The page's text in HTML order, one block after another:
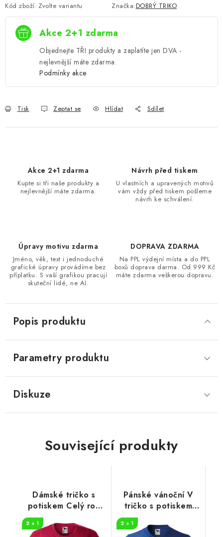
Kód zboží: Zvolte variantu Značka:DOBRÝ TRIKO
Akce 2+1 zdarma
Objednejte TŘI produkty a zaplatíte jen DVA -
nejlevnější máte zdarma.
Podmínky akce
Tisk Zeptat se Hlídat Sdílet
Akce 2+1 zdarma
Kupte si tři naše produkty a
nejlevnější máte zdarma.
Návrh před tiskem
U vlastních a upravených motivů
vám vždy před tiskem pošleme
návrh ke schválení.
Úpravy motivu zdarma
Jméno, věk, text i jednoduché
grafické úpravy provádíme bez
příplatku. S vaší grafikou pracují
skuteční lidé, ne AI.
DOPRAVA ZDARMA
Na PPL výdejní místa a do PPL
boxů doprava darma. Od 999 Kč
máte zdarma veškerou dopravu.
Popis produktu
Parametry produktu
Diskuze
Související produkty
Dámské tričko s
potiskem Celý rok
2 + 1
Pánské vánoční V
tričko s potiskem
2 + 1